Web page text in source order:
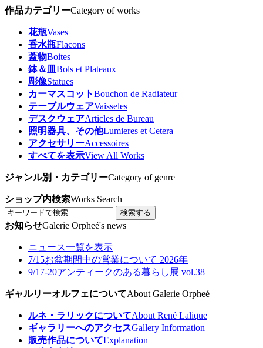
作品カテゴリーCategory of works
花瓶Vases
香水瓶Flacons
蓋物Boites
鉢＆皿 Bols et Plateaux
彫像Statues
カーマスコットBouchon de Radiateur
テーブルウェアVaisseles
デスクウェアArticles de Bureau
照明器具、その他Lumieres et Cetera
アクセサリーAccessoires
すべてを表示View All Works
ジャンル別・カテゴリーCategory of genre
ショップ内検索Works Search
検索する
お知らせGalerie Orpheé's news
ニュース一覧を表示
7/15お盆期間中の営業について 2026年
9/17-20アンティークのある暮らし展 vol.38
ギャルリーオルフェについてAbout Galerie Orpheé
ルネ・ラリックについてAbout René Lalique
ギャラリーへのアクセスGallery Information
販売作品についてExplanation